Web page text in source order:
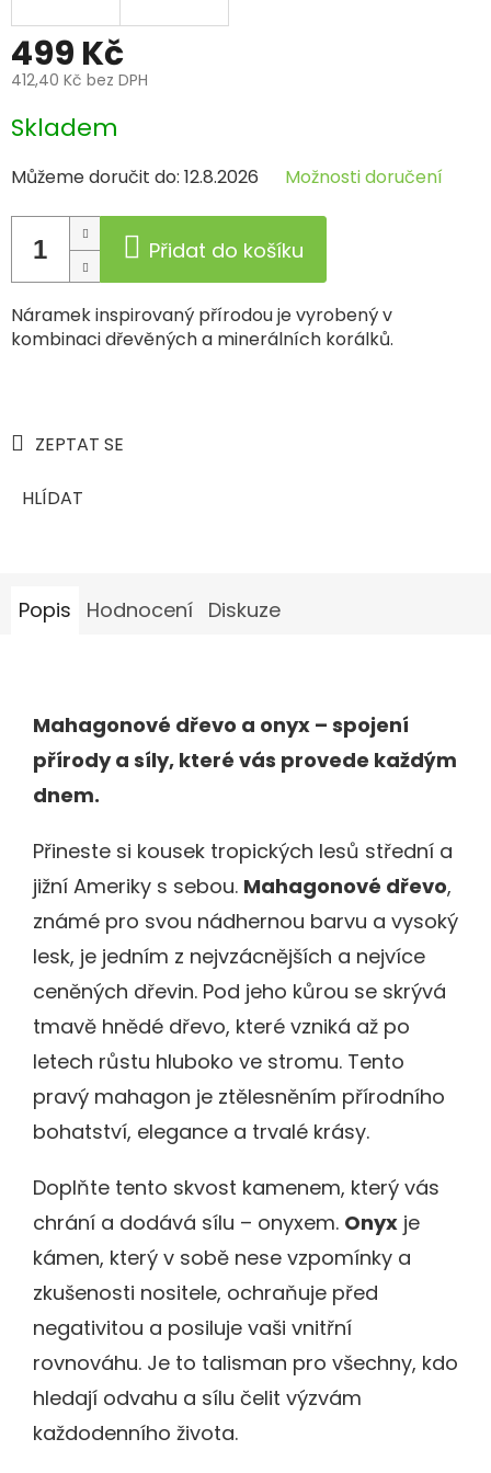
499 Kč
412,40 Kč bez DPH
Měrná
cena:
Skladem
Můžeme doručit do: 12.8.2026 Možnosti doručení
Přidat do košíku
Náramek inspirovaný přírodou je vyrobený v
kombinaci dřevěných a minerálních korálků.
ZEPTAT SE
HLÍDAT
Popis Hodnocení Diskuze
Mahagonové dřevo a onyx – spojení
přírody a síly, které vás provede každým
dnem.
Přineste si kousek tropických lesů střední a
jižní Ameriky s sebou. Mahagonové dřevo,
známé pro svou nádhernou barvu a vysoký
lesk, je jedním z nejvzácnějších a nejvíce
ceněných dřevin. Pod jeho kůrou se skrývá
tmavě hnědé dřevo, které vzniká až po
letech růstu hluboko ve stromu. Tento
pravý mahagon je ztělesněním přírodního
bohatství, elegance a trvalé krásy.
Doplňte tento skvost kamenem, který vás
chrání a dodává sílu – onyxem. Onyx je
kámen, který v sobě nese vzpomínky a
zkušenosti nositele, ochraňuje před
negativitou a posiluje vaši vnitřní
rovnováhu. Je to talisman pro všechny, kdo
hledají odvahu a sílu čelit výzvám
každodenního života.